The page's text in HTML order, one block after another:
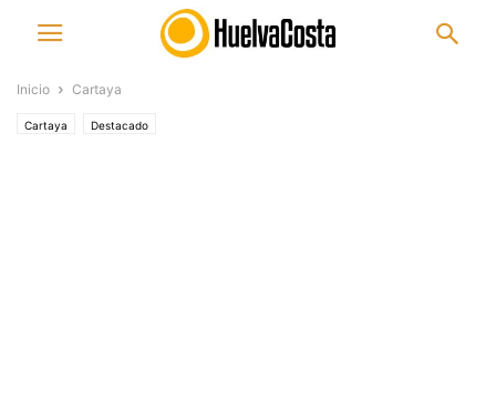
Inicio Cartaya
Cartaya Destacado